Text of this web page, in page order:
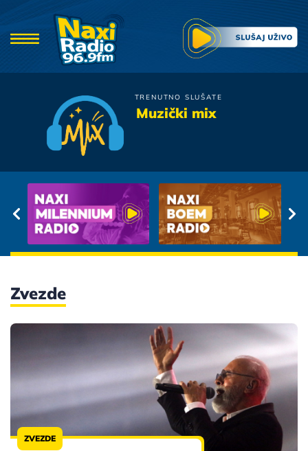
TRENUTNO SLUŠATE
Muzički mix
Vlado Georgiev
Zvezde
ZVEZDE